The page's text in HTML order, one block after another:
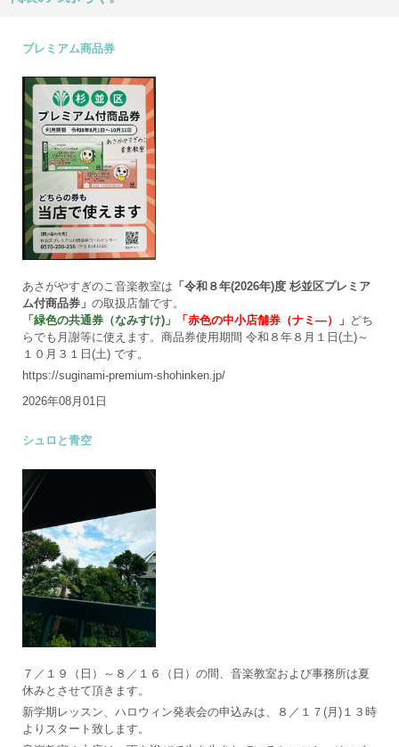
プレミアム商品券
あさがやすぎのこ音楽教室は 「令和８年(2026年)度 杉並区プレミア
ム付商品券」 の取扱店舗です。
「緑色の共通券（なみすけ)」
「赤色の中小店舗券（ナミ―）」 どち
らでも月謝等に使えます。商品券使用期間 令和８年８月１日(土)～
１０月３１日(土) です。
https://suginami-premium-shohinken.jp/
2026年08月01日
シュロと青空
７／１９（日）～８／１６（日）の間、音楽教室および事務所は夏
休みとさせて頂きます。
新学期レッスン、ハロウィン発表会の申込みは、８／１７(月)１３時
よりスタート致します。